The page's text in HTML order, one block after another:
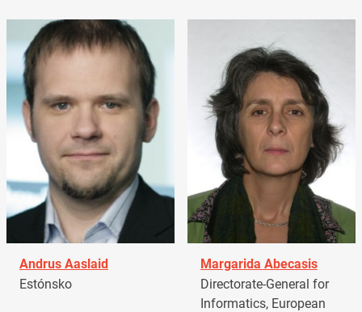
Andrus Aaslaid
Estónsko
Margarida Abecasis
Directorate-General for
Informatics, European